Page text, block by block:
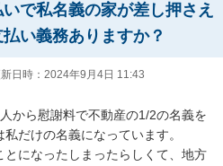
で私名義の家が差し押さえ
い義務ありますか？
日時： 2024年9月4日 11:43
から慰謝料で不動産の1/2の名義を
だけの名義になっています。
とになったしまったらしくて、地方